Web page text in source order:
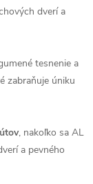
dverí a
tesnenie a
zabraňuje úniku
, nakoľko sa AL
a pevného